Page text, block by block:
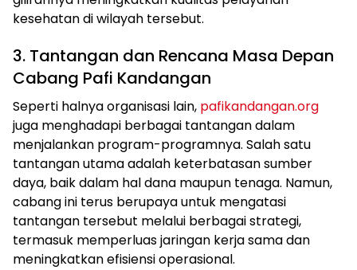
kesehatan di wilayah tersebut.
3. Tantangan dan Rencana Masa Depan
Cabang Pafi Kandangan
Seperti halnya organisasi lain, pafikandangan.org
juga menghadapi berbagai tantangan dalam
menjalankan program-programnya. Salah satu
tantangan utama adalah keterbatasan sumber
daya, baik dalam hal dana maupun tenaga. Namun,
cabang ini terus berupaya untuk mengatasi
tantangan tersebut melalui berbagai strategi,
termasuk memperluas jaringan kerja sama dan
meningkatkan efisiensi operasional.